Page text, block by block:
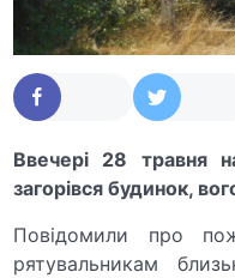
Ввечері 28 травня
загорівся будинок,
Повідомили про
рятувальникам